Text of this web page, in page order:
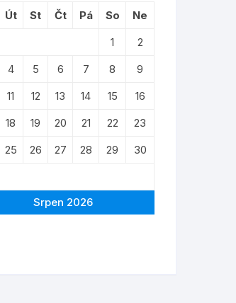
Srpen 2026
Út St Čt Pá So
Ne
1
2
4 5 6 7 8
9
11 12 13 14 15
16
18 19 20 21 22
23
25 26 27 28 29
30